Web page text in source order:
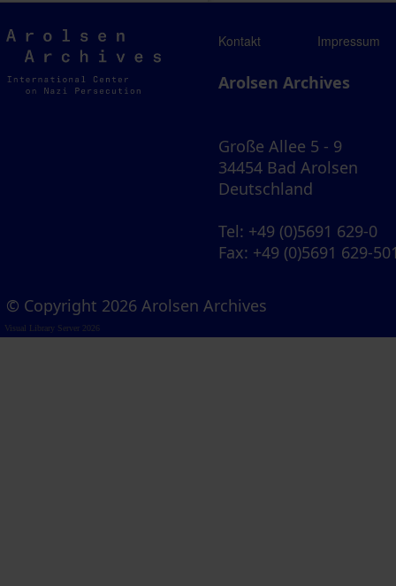
Arolsen
Archives
Kontakt Impressum
Arolsen Archives
Große Allee 5 - 9
34454 Bad Arolsen
Deutschland
Tel: +49 (0)5691 629-0
Fax: +49 (0)5691 629-
© Copyright 2026 Arolsen Archives
Visual Library Server 2026